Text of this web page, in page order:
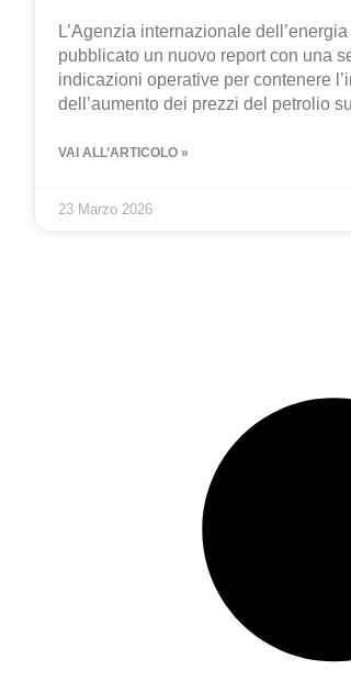
L’Agenzia internazionale
pubblicato un nuovo report con una
indicazioni operative per contenere
dell’aumento dei prezzi del petrolio
VAI ALL’ARTICOLO »
23 Marzo 2026